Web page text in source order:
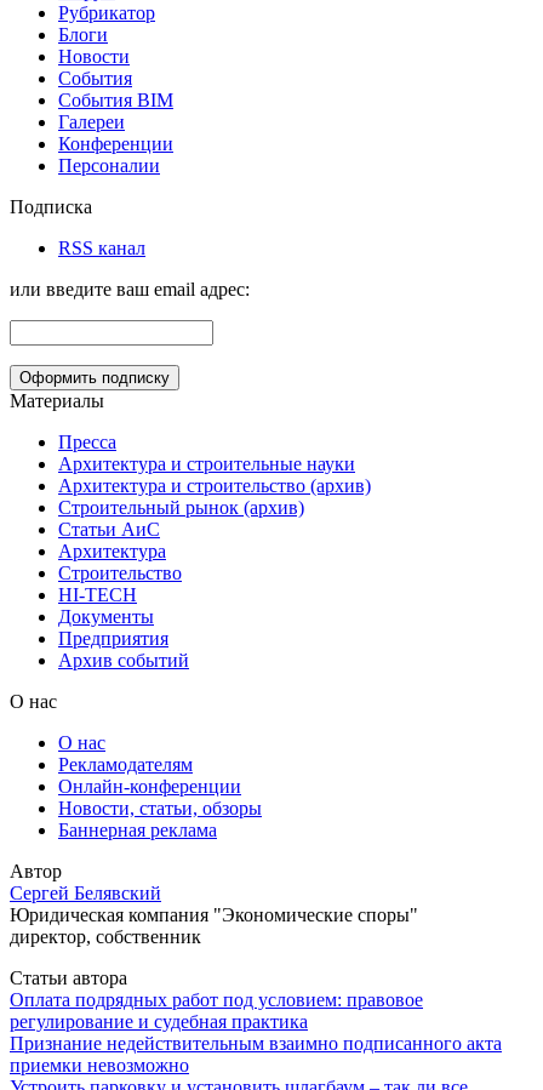
Рубрикатор
Блоги
Новости
События
События BIM
Галереи
Конференции
Персоналии
Подписка
RSS канал
или введите ваш email адрес:
Материалы
Пресса
Архитектура и строительные науки
Архитектура и строительство (архив)
Строительный рынок (архив)
Статьи АиС
Архитектура
Строительство
HI-TECH
Документы
Предприятия
Архив событий
О нас
О нас
Рекламодателям
Онлайн-конференции
Новости, статьи, обзоры
Баннерная реклама
Автор
Сергей Белявский
Юридическая компания "Экономические споры"
директор, собственник
Статьи автора
Оплата подрядных работ под условием: правовое
регулирование и судебная практика
Признание недействительным взаимно подписанного акта
приемки невозможно